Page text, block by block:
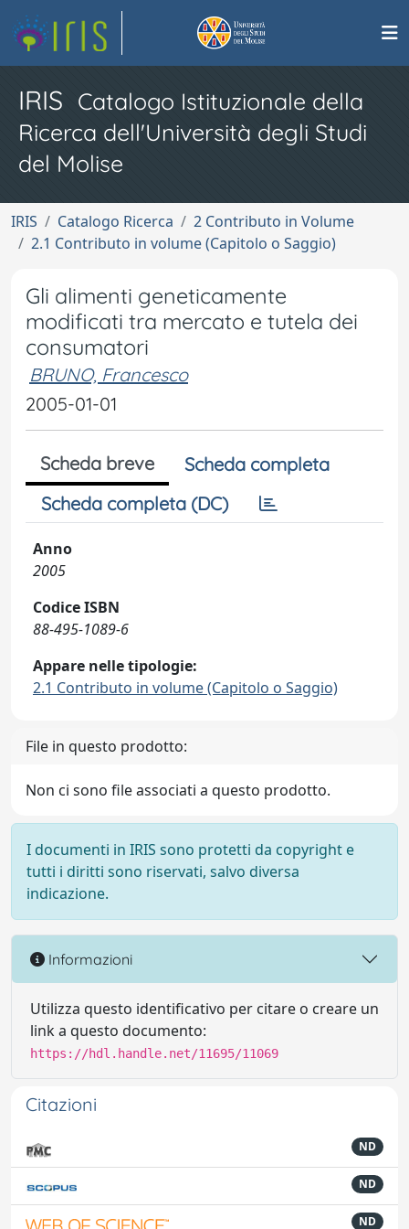
IRIS Catalogo Istituzionale della
Ricerca dell'Università degli Studi
del Molise
IRIS Catalogo Ricerca
2 Contributo in Volume
2.1 Contributo in volume (Capitolo o Saggio)
Gli alimenti geneticamente
modificati tra mercato e tutela dei
consumatori
BRUNO, Francesco
2005-01-01
Scheda breve
Scheda completa
Scheda completa (DC)
Anno
2005
Codice ISBN
88-495-1089-6
Appare nelle tipologie:
2.1 Contributo in volume (Capitolo o Saggio)
File in questo prodotto:
Non ci sono file associati a questo prodotto.
I documenti in IRIS sono protetti da copyright e
tutti i diritti sono riservati, salvo diversa
indicazione.
Informazioni
Utilizza questo identificativo per citare o creare un
link a questo documento:
https://hdl.handle.net/11695/11069
Citazioni
ND
ND
ND